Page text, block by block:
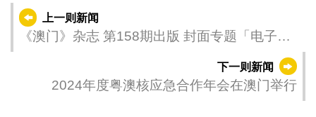
上一则新闻
《澳门》杂志 第158期出版 封面专题「电子政
下一则新闻
2024年度粤澳核应急合作年会在澳门举行